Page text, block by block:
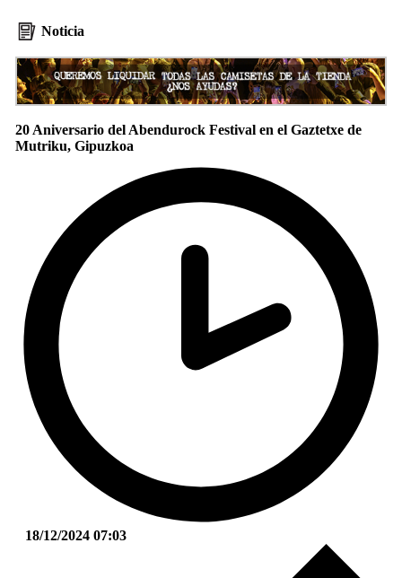
Noticia
20 Aniversario del Abendurock Festival en el Gaztetxe de
Mutriku, Gipuzkoa
18/12/2024 07:03